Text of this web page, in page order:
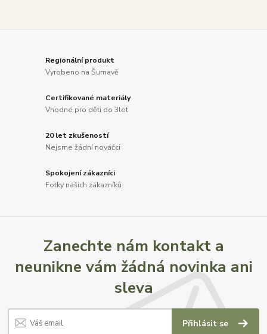
Regionální produkt
Vyrobeno na Šumavě
Certifikované materiály
Vhodné pro děti do 3let
20 let zkušeností
Nejsme žádní nováčci
Spokojení zákazníci
Fotky našich zákazníků
Zanechte nám kontakt a
neunikne vám žádná novinka ani
sleva
Přihlásit se